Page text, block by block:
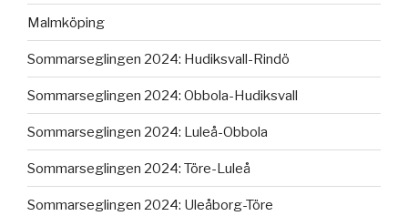
Malmköping
Sommarseglingen 2024: Hudiksvall-Rindö
Sommarseglingen 2024: Obbola-Hudiksvall
Sommarseglingen 2024: Luleå-Obbola
Sommarseglingen 2024: Töre-Luleå
Sommarseglingen 2024: Uleåborg-Töre